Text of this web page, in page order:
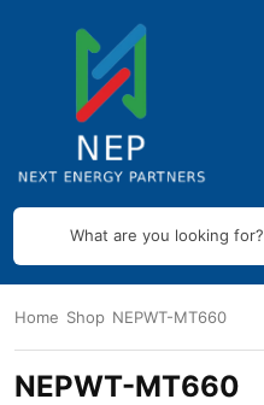
What are you looking for?
Home Shop NEPWT-MT660
NEPWT-MT660